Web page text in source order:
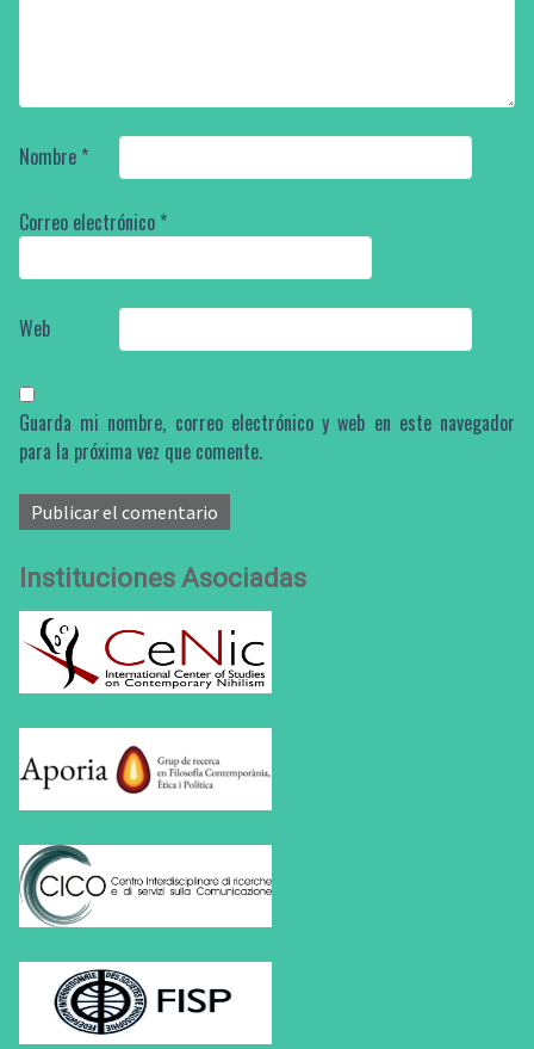
Nombre *
Correo electrónico *
Web
Guarda mi nombre, correo electrónico y web en este navegador
para la próxima vez que comente.
Instituciones Asociadas